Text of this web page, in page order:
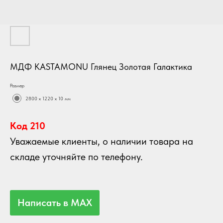
МДФ KASTAMONU Глянец Золотая Галактика
Размер
2800 х 1220 х 10 мм
Код 210
Уважаемые клиенты, о наличии товара на
складе уточняйте по телефону.
Написать в MAX